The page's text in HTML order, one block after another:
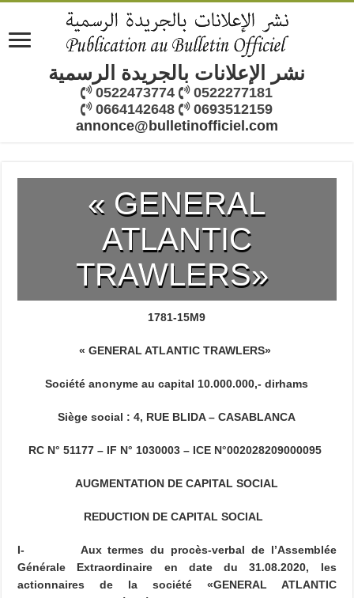
نشر الإعلانات بالجريدة الرسمية
0522473774
0522277181
0664142648
0693512159
annonce@bulletinofficiel.com
« GENERAL
ATLANTIC
TRAWLERS»
1781-15M9
« GENERAL ATLANTIC TRAWLERS»
Société anonyme au capital 10.000.000,- dirhams
Siège social : 4, RUE BLIDA – CASABLANCA
RC N° 51177 – IF N° 1030003 – ICE N°002028209000095
AUGMENTATION DE CAPITAL SOCIAL
REDUCTION DE CAPITAL SOCIAL
I-
Aux termes du procès-verbal de l’Assemblée
Générale Extraordinaire en date du 31.08.2020, les
actionnaires de la société «GENERAL ATLANTIC